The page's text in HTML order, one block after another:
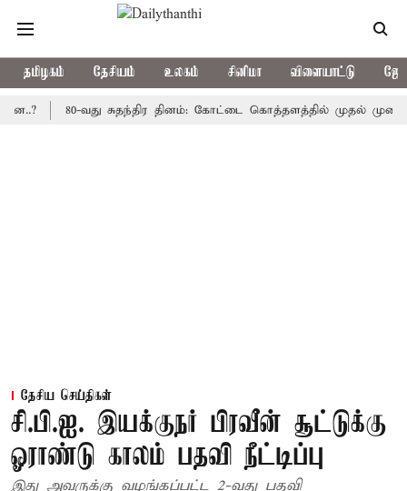
தமிழகம் தேசியம் உலகம் சினிமா விளையாட்டு
80-வது சுதந்திர தினம்: கோட்டை கொத்தளத்தில் முதல் முறையாக
தேசிய செய்திகள்
சி.பி.ஐ. இயக்குநர் பிரவீன் சூட்டுக்கு
ஓராண்டு காலம் பதவி நீட்டிப்பு
இது அவருக்கு வழங்கப்பட்ட 2-வது பதவி